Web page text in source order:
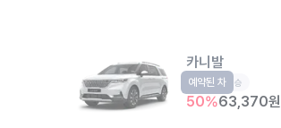
카니발
RV 9인승
50%63,370원
예약된 차